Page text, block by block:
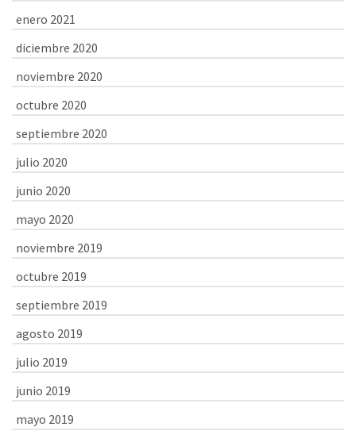
enero 2021
diciembre 2020
noviembre 2020
octubre 2020
septiembre 2020
julio 2020
junio 2020
mayo 2020
noviembre 2019
octubre 2019
septiembre 2019
agosto 2019
julio 2019
junio 2019
mayo 2019